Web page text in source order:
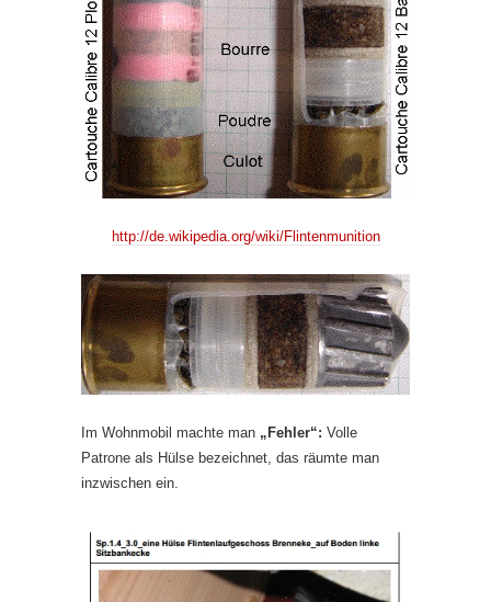
http://de.wikipedia.org/wiki/Flintenmunition
Im Wohnmobil machte man „Fehler“: Volle
Patrone als Hülse bezeichnet, das räumte man
inzwischen ein.